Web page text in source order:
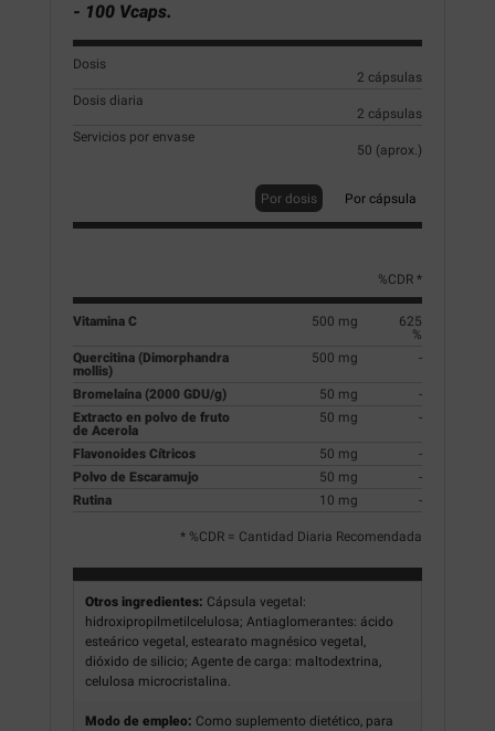
- 100 Vcaps.
Dosis
2 cápsulas
Dosis diaria
2 cápsulas
Servicios por envase
50 (aprox.)
Por dosis Por cápsula
%CDR *
Vitamina C 500 mg
625
%
Quercitina (Dimorphandra
mollis)
500 mg -
Bromelaína (2000 GDU/g) 50 mg
-
Extracto en polvo de fruto
de Acerola
50 mg -
Flavonoides Cítricos 50 mg
-
Polvo de Escaramujo
50 mg
-
Rutina
10 mg -
* %CDR = Cantidad Diaria Recomendada
Otros ingredientes: Cápsula vegetal:
hidroxipropilmetilcelulosa; Antiaglomerantes: ácido
esteárico vegetal, estearato magnésico vegetal,
dióxido de silicio; Agente de carga: maltodextrina,
celulosa microcristalina.
Modo de empleo: Como suplemento dietético, para